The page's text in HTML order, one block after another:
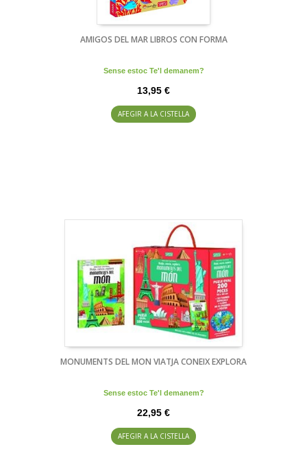
AMIGOS DEL MAR LIBROS CON FORMA
Sense estoc Te'l demanem?
13,95 €
AFEGIR A LA CISTELLA
MONUMENTS DEL MON VIATJA CONEIX EXPLORA
Sense estoc Te'l demanem?
22,95 €
AFEGIR A LA CISTELLA